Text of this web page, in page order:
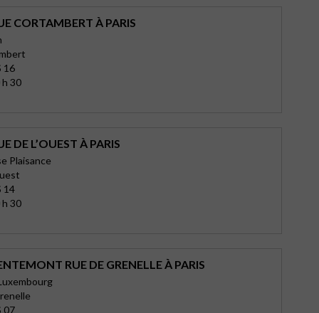
CORTAMBERT À PARIS
16
h 30
DE L’OUEST À PARIS
Plaisance
14
h 30
RUE DE GRENELLE À PARIS
07